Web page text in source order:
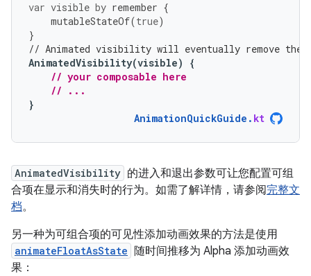
var visible by remember {
mutableStateOf(true)
}
// Animated visibility will eventually remove the
AnimatedVisibility(visible)
{
// your composable here
// ...
}
AnimationQuickGuide . kt
AnimatedVisibility 的进入和退出参数可让您配置可组
合项在显示和消失时的行为。如需了解详情，请参阅完整文
档。
另一种为可组合项的可见性添加动画效果的方法是使用
animateFloatAsState
随时间推移为 Alpha 添加动画效
果：